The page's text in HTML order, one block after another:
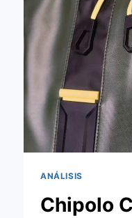
CON
APPLE
FIND
MY
GOOGLE
FIND
HUB
ANÁLISIS
Chipolo